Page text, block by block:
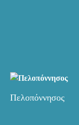
Πελοπόννησος